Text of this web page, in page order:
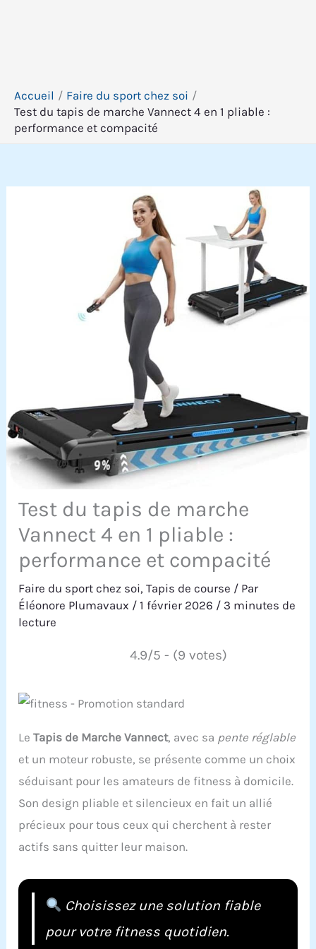
Accueil
Faire du sport chez soi
Test du tapis de marche Vannect 4 en 1 pliable :
performance et compacité
Test du tapis de marche
Vannect 4 en 1 pliable :
performance et compacité
Faire du sport chez soi,Tapis de course / Par
Éléonore Plumavaux /1 février 2026 / 3 minutes de
lecture
4.9/5 - (9 votes)
LeTapis de Marche Vannect, avec sa pente réglable
et un moteur robuste, se présente comme un choix
séduisant pour les amateurs de fitness à domicile.
Son design pliable et silencieux en fait un allié
précieux pour tous ceux qui cherchent à rester
actifs sans quitter leur maison.
Choisissez une solution fiable
pour votre fitness quotidien.